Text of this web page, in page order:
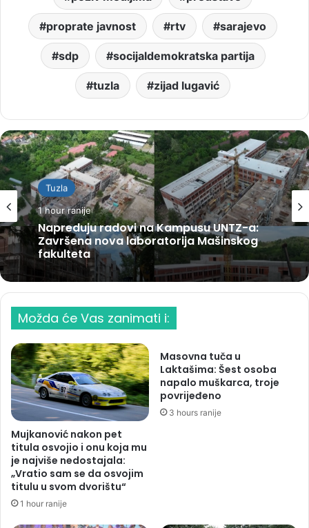
proprate javnost rtv sarajevo
sdp socijaldemokratska partija
tuzla zijad lugavić
Tuzla
1 hour ranije
Napreduju radovi na Kampusu UNTZ-a:
Završena nova laboratorija Mašinskog
fakulteta
Možda će Vas zanimati i:
Mujkanović nakon pet
titula osvojio i onu koja mu
je najviše nedostajala:
„Vratio sam se da osvojim
titulu u svom dvorištu“
1 hour ranije
Masovna tuča u
Laktašima: Šest osoba
napalo muškarca, troje
povrijeđeno
3 hours ranije